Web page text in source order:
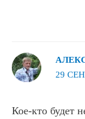
29
Кое-кто будет